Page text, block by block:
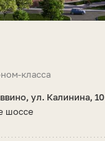
класса
ул. Калинина, 10
шоссе